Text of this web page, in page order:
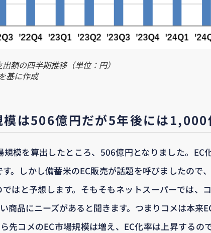
額の四半期推移（単位：円）
基に作成
模は506億円だが5年後には
規模を算出したところ、506億円となりました。EC
。しかし備蓄米のEC販売が話題を呼びましたので
はと予想します。そもそもネットスーパーでは、
商品にニーズがあると聞きます。つまりコメは本来
先コメのEC市場規模は増え、EC化率は上昇するの